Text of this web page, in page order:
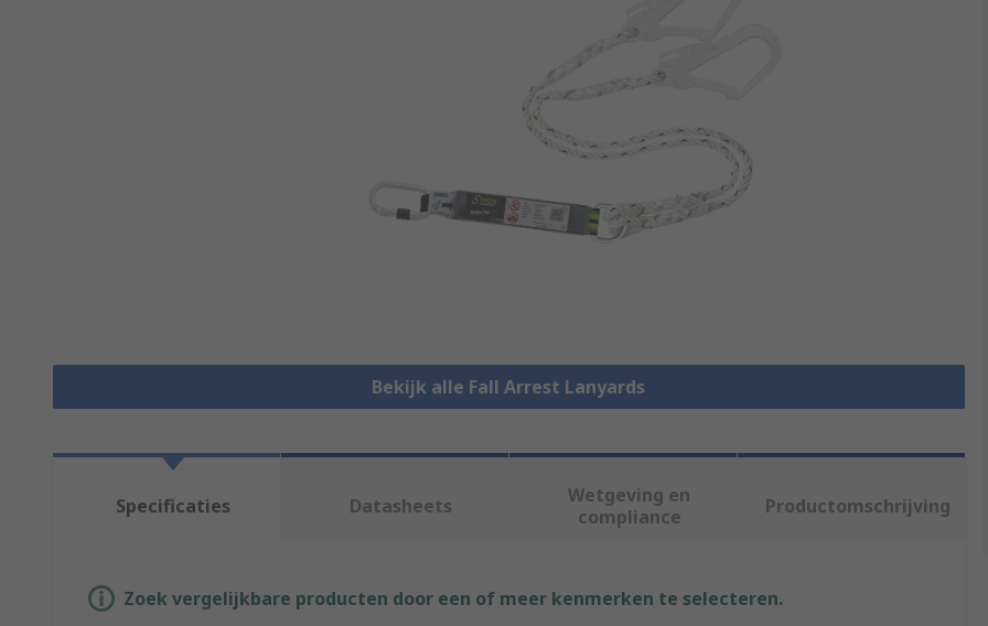
Bekijk alle Fall Arrest Lanyards
Specificaties Datasheets
Wetgeving en
compliance
Productomschrijving
Zoek vergelijkbare producten door een of meer kenmerken te selecteren.